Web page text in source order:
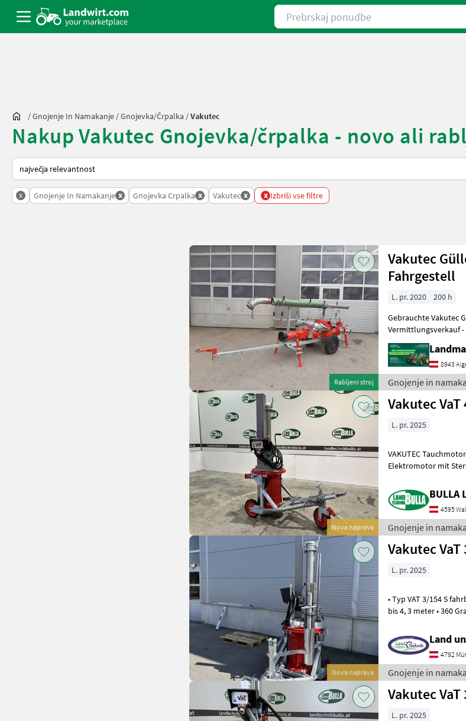
Prebrskaj ponudbe
/Gnojenje In Namakanje /Gnojevka/črpalka /Vakutec
Nakup Vakutec Gnojevka/črpalka - novo ali
Tako je razvrščeno na Landwirt.com
x Gnojenje In Namakanje x Gnojevka Crpalka x Vakutec x x Izbriši vse filtre
Rabljeni stroj
Vakutec
Fahrgestell
L. pr. 2020
200 h
Gebrauchte Vakutec
Vermittlungsverkauf - Baujahr 2020 - Schneckenpumpe GL65F 90.2 -
Max. 12bar Druck -
8943
Gnojenje in
Nova naprava
Vakutec VaT
L. pr. 2025
VAKUTEC
Elektromotor mit
BULLA
4595
Gnojenje in
Nova naprava
Vakutec
L. pr. 2025
• Typ VAT 3/154 S fahrbar • Telelskopschiene für stufenloses Rühren
bis 4, 3 meter • 360 Grad Drehkranz •
Land
4792
Gnojenje in
Vakutec VaT
L. pr. 2025